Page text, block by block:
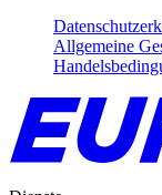
Allgemeine